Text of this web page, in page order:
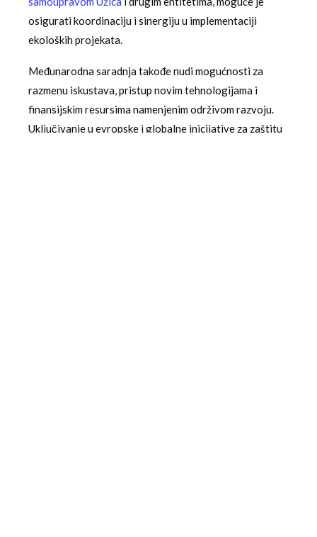
osigurati koordinaciju i sinergiju u implementaciji
ekoloških projekata.
Međunarodna saradnja takođe nudi mogućnosti za
razmenu iskustava, pristup novim tehnologijama i
finansijskim resursima namenjenim održivom razvoju.
Uključivanje u evropske i globalne inicijative za zaštitu